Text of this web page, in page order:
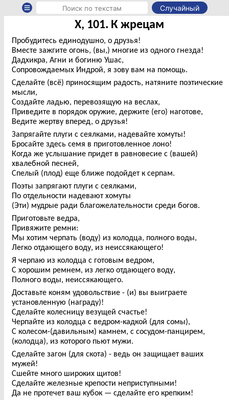
Случайный
X, 101. К жрецам
Пробудитесь единодушно, о друзья!
Вместе зажгите огонь, (вы,) многие из одного гнезда!
Дадхикра, Агни и богиню Ушас,
Сопровождаемых Индрой, я зову вам на помощь.
Сделайте (всё) приносящим радость, натяните поэтические
мысли,
Создайте ладью, перевозящую на веслах,
Приведите в порядок оружие, держите (его) наготове,
Ведите жертву вперед, о друзья!
Запрягайте плуги с сеялками, надевайте хомуты!
Бросайте здесь семя в приготовленное лоно!
Когда же услышание придет в равновесие с (вашей)
хвалебной песней,
Спелый (плод) еще ближе подойдет к серпам.
Поэты запрягают плуги с сеялками,
По отдельности надевают хомуты
(Эти) мудрые ради благожелательности среди богов.
Приготовьте ведра,
Привяжите ремни:
Мы хотим черпать (воду) из колодца, полного воды,
Легко отдающего воду, из неиссякающего!
Я черпаю из колодца с готовым ведром,
С хорошим ремнем, из легко отдающего воду,
Полного воды, неиссякающего.
Доставьте коням удовольствие - (и) вы выиграете
установленную (награду)!
Сделайте колесницу везущей счастье!
Черпайте из колодца с ведром-кадкой (для сомы),
С колесом-(давильным) камнем, с сосудом-панцирем,
(колодца), из которого пьют мужи.
Сделайте загон (для скота) - ведь он защищает ваших
мужей!
Сшейте много широких щитов!
Сделайте железные крепости неприступными!
Да не протечет ваш кубок — сделайте его крепким!